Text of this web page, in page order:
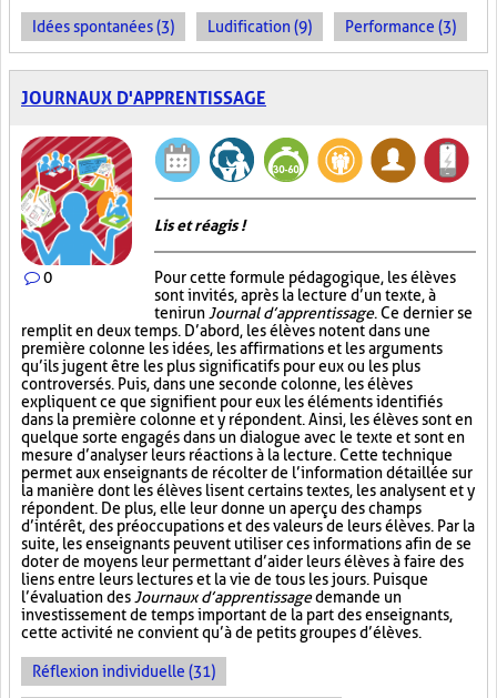
Idées spontanées (3) Ludification (9) Performance (3)
JOURNAUX D'APPRENTISSAGE
0
Lis et réagis !
Pour cette formule pédagogique, les élèves
sont invités, après la lecture d’un texte, à
tenir un Journal d’apprentissage. Ce dernier se
remplit en deux temps. D’abord, les élèves notent dans une
première colonne les idées, les affirmations et les arguments
qu’ils jugent être les plus significatifs pour eux ou les plus
controversés. Puis, dans une seconde colonne, les élèves
expliquent ce que signifient pour eux les éléments identifiés
dans la première colonne et y répondent. Ainsi, les élèves sont en
quelque sorte engagés dans un dialogue avec le texte et sont en
mesure d’analyser leurs réactions à la lecture. Cette technique
permet aux enseignants de récolter de l’information détaillée sur
la manière dont les élèves lisent certains textes, les analysent et y
répondent. De plus, elle leur donne un aperçu des champs
d’intérêt, des préoccupations et des valeurs de leurs élèves. Par la
suite, les enseignants peuvent utiliser ces informations afin de se
doter de moyens leur permettant d’aider leurs élèves à faire des
liens entre leurs lectures et la vie de tous les jours. Puisque
l’évaluation des Journaux d’apprentissagedemande un
investissement de temps important de la part des enseignants,
cette activité ne convient qu’à de petits groupes d’élèves.
Réflexion individuelle (31)